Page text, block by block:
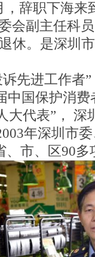
，辞职下海来
会副主任科
休。是深圳
先进工作者
中国保护消
大代表”， 深
年深圳市
、市、区90